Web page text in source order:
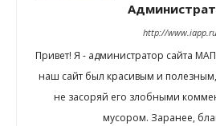
http://www.iapp.ru
Привет! Я - администратор сайта
наш сайт был красивым и
не засоряй его злобными
мусором. Заранее,